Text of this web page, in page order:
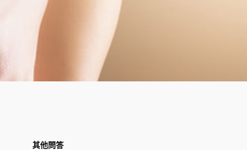
其他問答